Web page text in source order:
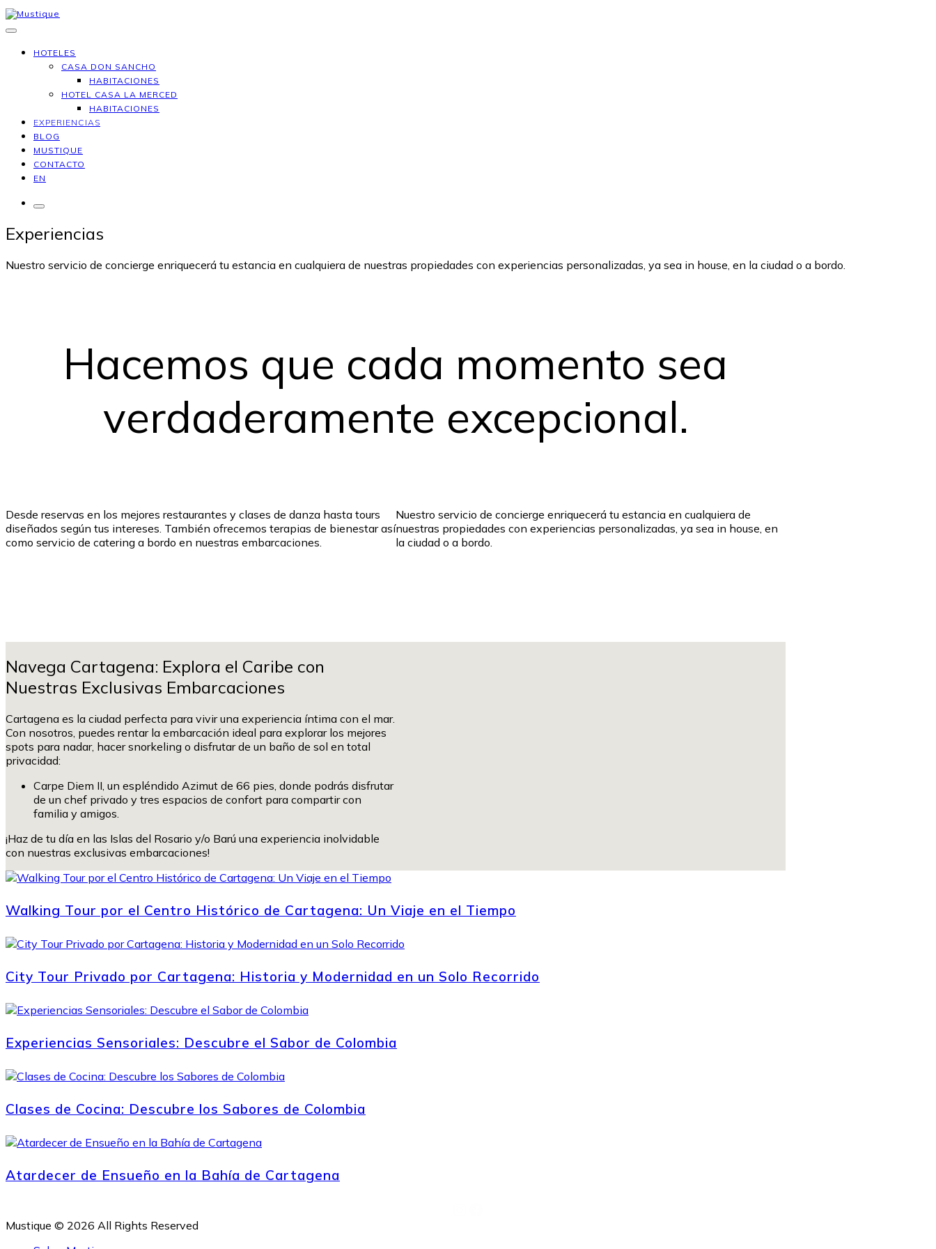
Saltar
al
HOTELES
CASA DON SANCHO
HABITACIONES
HOTEL CASA LA MERCED
HABITACIONES
EXPERIENCIAS
BLOG
MUSTIQUE
CONTACTO
EN
Más
Experiencias
Nuestro servicio de concierge enriquecerá tu estancia en cualquiera de nuestras propiedades con experiencias personalizadas, ya sea in house, en la ciudad o a bordo.
Hacemos que cada momento sea
verdaderamente excepcional.
Desde reservas en los mejores restaurantes y clases de danza hasta tours
diseñados según tus intereses. También ofrecemos terapias de bienestar así
como servicio de catering a bordo en nuestras embarcaciones.
Nuestro servicio de concierge enriquecerá tu estancia en cualquiera de
nuestras propiedades con experiencias personalizadas, ya sea in house, en
la ciudad o a bordo.
Navega Cartagena: Explora el Caribe con
Nuestras Exclusivas Embarcaciones
Cartagena es la ciudad perfecta para vivir una experiencia íntima con el mar.
Con nosotros, puedes rentar la embarcación ideal para explorar los mejores
spots para nadar, hacer snorkeling o disfrutar de un baño de sol en total
privacidad:
Carpe Diem II, un espléndido Azimut de 66 pies, donde podrás disfrutar
de un chef privado y tres espacios de confort para compartir con
familia y amigos.
¡Haz de tu día en las Islas del Rosario y/o Barú una experiencia inolvidable
con nuestras exclusivas embarcaciones!
Walking Tour por el Centro Histórico de Cartagena: Un Viaje en el Tiempo
City Tour Privado por Cartagena: Historia y Modernidad en un Solo Recorrido
Experiencias Sensoriales: Descubre el Sabor de Colombia
Clases de Cocina: Descubre los Sabores de Colombia
Atardecer de Ensueño en la Bahía de Cartagena
Mustique © 2026 All Rights Reserved